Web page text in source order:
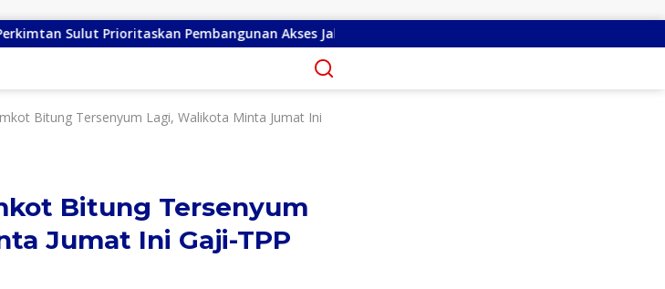
Pembangunan Akses Jalan di Tandengan I
Bitung Tersenyum Lagi, Walikota Minta Jumat Ini
Bitung Tersenyum
Jumat Ini Gaji-TPP